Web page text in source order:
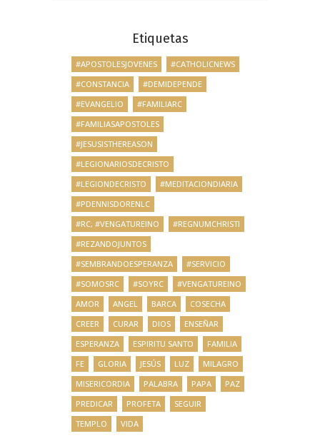
Etiquetas
#APOSTOLESJOVENES
#CATHOLICNEWS
#CONSTANCIA
#DEMIDEPENDE
#EVANGELIO
#FAMILIARC
#FAMILIASAPOSTOLES
#JESUSISTHEREASON
#LEGIONARIOSDECRISTO
#LEGIONDECRISTO
#MEDITACIONDIARIA
#PDENNISDORENLC
#RC; #VENGATUREINO
#REGNUMCHRISTI
#REZANDOJUNTOS
#SEMBRANDOESPERANZA
#SERVICIO
#SOMOSRC
#SOYRC
#VENGATUREINO
AMOR
ANGEL BARCA
COSECHA
CREER
CURAR DIOS
ENSEÑAR
ESPERANZA
ESPIRITU SANTO
FAMILIA
FE
GLORIA JESÚS LUZ
MILAGRO
MISERICORDIA
PALABRA PAPA
PAZ
PREDICAR
PROFETA
SEGUIR
TEMPLO
VIDA